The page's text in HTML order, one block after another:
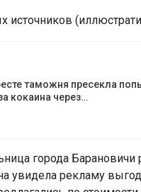
источников
таможня пресекла
кокаина через…
города
увидела рекламу